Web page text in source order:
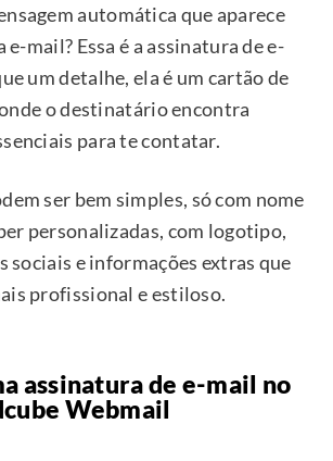
automática que aparece
e-mail? Essa é a assinatura de e-
um detalhe, ela é um cartão de
o destinatário encontra
para te contatar.
ser bem simples, só com nome
personalizadas, com logotipo,
sociais e informações extras que
profissional e estiloso.
assinatura de e-mail no
Webmail